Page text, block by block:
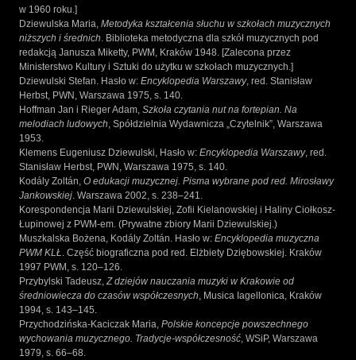
w 1960 roku.]
Dziewulska Maria, Metodyka kształcenia słuchu w szkołach muzycznych
niższych i średnich. Biblioteka metodyczna dla szkół muzycznych pod
redakcją Janusza Miketty, PWM, Kraków 1948. [Zalecona przez
Ministerstwo Kultury i Sztuki do użytku w szkołach muzycznych.]
Dziewulski Stefan. Hasło w: Encyklopedia Warszawy, red. Stanisław
Herbst, PWN, Warszawa 1975, s. 140.
Hoffman Jan i Rieger Adam, Szkoła czytania nut na fortepian. Na
melodiach ludowych, Spółdzielnia Wydawnicza „Czytelnik”, Warszawa
1953.
Klemens Eugeniusz Dziewulski, Hasło w: Encyklopedia Warszawy, red.
Stanisław Herbst, PWN, Warszawa 1975, s. 140.
Kodály Zoltán, O edukacji muzycznej. Pisma wybrane pod red. Mirosławy
Jankowskiej. Warszawa 2002, s. 238–241.
Korespondencja Marii Dziewulskiej, Zofii Kielanowskiej i Haliny Ciołkosz-
Łupinowej z PWM-em. (Prywatne zbiory Marii Dziewulskiej.)
Muszkalska Bożena, Kodály Zoltán. Hasło w: Encyklopedia muzyczna
PWM KLŁ. Część biograficzna pod red. Elżbiety Dziębowskiej. Kraków
1997 PWM, s. 120–126.
Przybylski Tadeusz,Z dziejów nauczania muzyki w Krakowie od
średniowiecza do czasów współczesnych, Musica Iagellonica, Kraków
1994, s. 143–145.
Przychodzińska-Kaciczak Maria, Polskie koncepcje powszechnego
wychowania muzycznego. Tradycje-współczesność, WSiP, Warszawa
1979, s. 66–68.